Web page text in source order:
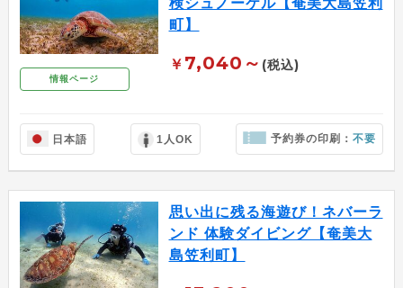
情報ページ
検シュノーケル【奄美大島笠利
町】
￥ 7,040～ (税込)
日本語 1人OK 予約券の印刷：不要
思い出に残る海遊び！ネバーラ
ンド 体験ダイビング【奄美大
島笠利町】